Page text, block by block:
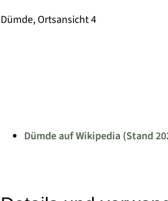
Dümde, Ortsansicht 4
Dümde auf Wikipedia (Stand